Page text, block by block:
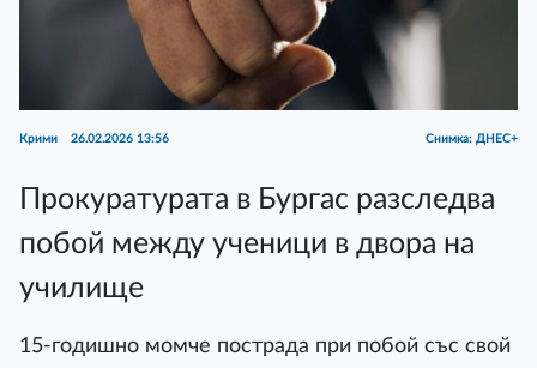
Крими 26.02.2026 13:56 Снимка: ДНЕС+
Прокуратурата в Бургас разследва
побой между ученици в двора на
училище
15-годишно момче пострада при побой със свой